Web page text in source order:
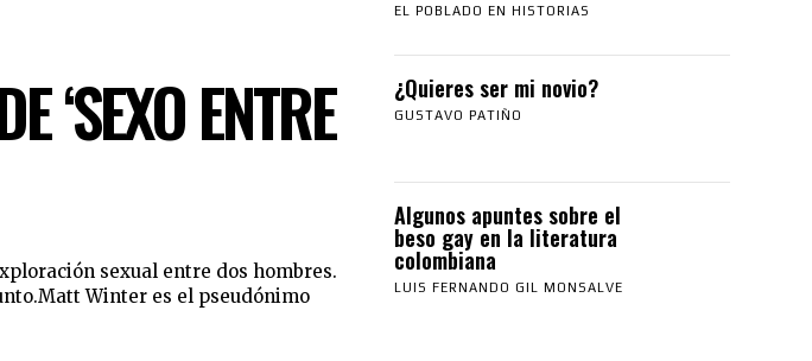
‘SEXO ENTRE
sexual entre dos hombres.
Winter es el pseudónimo
EL POBLADO EN HISTORIAS
¿Quieres ser mi novio?
GUSTAVO PATIÑO
Algunos apuntes sobre el
beso gay en la literatura
colombiana
LUIS FERNANDO GIL MONSALVE